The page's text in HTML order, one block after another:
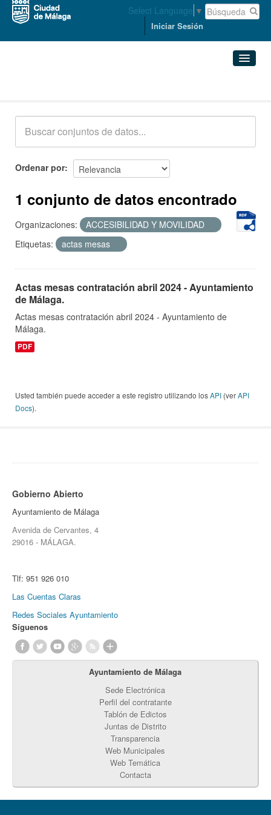
Select Language ▼
Iniciar Sesión
Acerca de
Ordenar por
1 conjunto de datos encontrado
Organizaciones:
ACCESIBILIDAD Y MOVILIDAD
Etiquetas:
actas mesas
Actas mesas contratación abril 2024 - Ayuntamiento
de Málaga.
Actas mesas contratación abril 2024 - Ayuntamiento de
Málaga.
PDF
Usted también puede acceder a este registro utilizando losAPI (verAPI
Docs).
Gobierno Abierto
Ayuntamiento de Málaga
Avenida de Cervantes, 4
29016 - MÁLAGA.
Tlf: 951 926 010
Las Cuentas Claras
Redes Sociales Ayuntamiento
Síguenos
Ayuntamiento de Málaga
Sede Electrónica
Perfil del contratante
Tablón de Edictos
Juntas de Distrito
Transparencia
Web Municipales
Web Temática
Contacta